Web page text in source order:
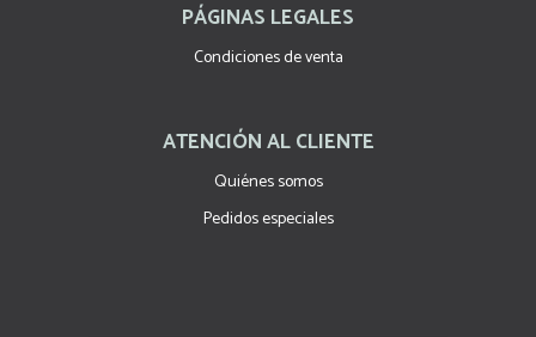
PÁGINAS LEGALES
Condiciones de venta
ATENCIÓN AL CLIENTE
Quiénes somos
Pedidos especiales